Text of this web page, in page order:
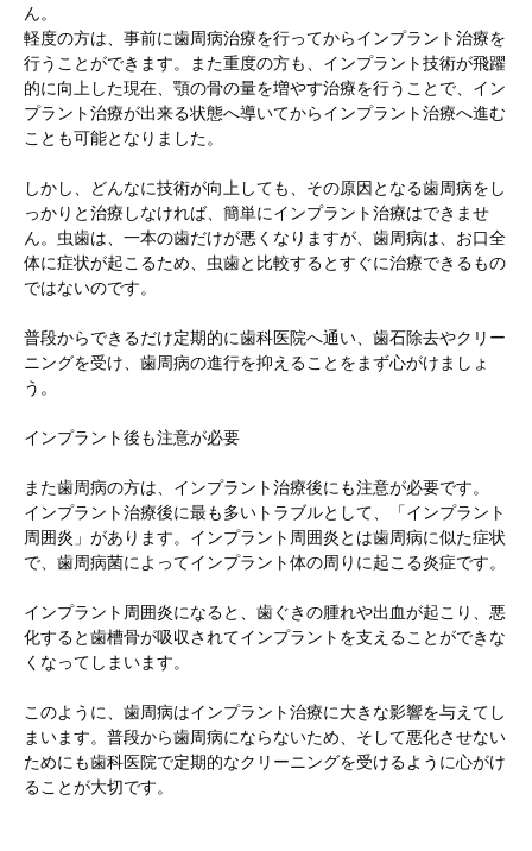
ん。
軽度の方は、事前に歯周病治療を行ってからインプラント治療を
行うことができます。また重度の方も、インプラント技術が飛躍
的に向上した現在、顎の骨の量を増やす治療を行うことで、イン
プラント治療が出来る状態へ導いてからインプラント治療へ進む
ことも可能となりました。
しかし、どんなに技術が向上しても、その原因となる歯周病をし
っかりと治療しなければ、簡単にインプラント治療はできませ
ん。虫歯は、一本の歯だけが悪くなりますが、歯周病は、お口全
体に症状が起こるため、虫歯と比較するとすぐに治療できるもの
ではないのです。
普段からできるだけ定期的に歯科医院へ通い、歯石除去やクリー
ニングを受け、歯周病の進行を抑えることをまず心がけましょ
う。
インプラント後も注意が必要
また歯周病の方は、インプラント治療後にも注意が必要です。
インプラント治療後に最も多いトラブルとして、「インプラント
周囲炎」があります。インプラント周囲炎とは歯周病に似た症状
で、歯周病菌によってインプラント体の周りに起こる炎症です。
インプラント周囲炎になると、歯ぐきの腫れや出血が起こり、悪
化すると歯槽骨が吸収されてインプラントを支えることができな
くなってしまいます。
このように、歯周病はインプラント治療に大きな影響を与えてし
まいます。普段から歯周病にならないため、そして悪化させない
ためにも歯科医院で定期的なクリーニングを受けるように心がけ
ることが大切です。